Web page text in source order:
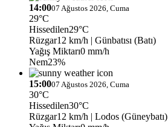
14:0007 Ağustos 2026, Cuma
29°C
Hissedilen29°C
Rüzgar12 km/h | Günbatısı (Batı)
Yağış Miktarı0 mm/h
Nem23%
15:0007 Ağustos 2026, Cuma
30°C
Hissedilen30°C
Rüzgar12 km/h | Lodos (Güneybatı)